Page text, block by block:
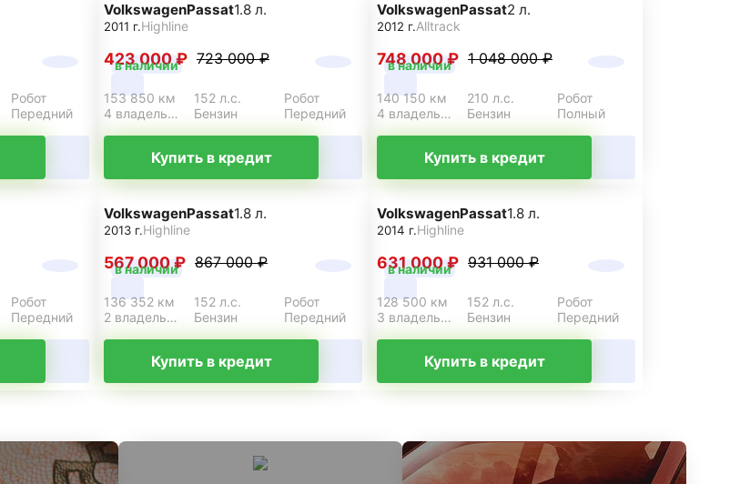
Робот
Передний
в наличии
VolkswagenPassat1.8 л.
2011 г.Highline
423 000 ₽ 723 000 ₽
153 850 км 152 л.с.
Робот
4 владельца
Бензин Передний
Купить в кредит
в наличии
VolkswagenPassat2 л.
2012 г.Alltrack
748 000 ₽ 1 048 000 ₽
140 150 км 210 л.с.
Робот
4 владельца
Бензин Полный
Купить в кредит
Робот
Передний
в наличии
VolkswagenPassat1.8 л.
2013 г.Highline
567 000 ₽ 867 000 ₽
136 352 км 152 л.с.
Робот
2 владельца
Бензин Передний
Купить в кредит
в наличии
VolkswagenPassat1.8 л.
2014 г.Highline
631 000 ₽ 931 000 ₽
128 500 км 152 л.с.
Робот
3 владельца
Бензин Передний
Купить в кредит